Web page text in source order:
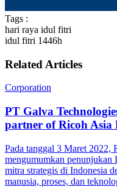
Tags :
hari raya idul fitri
idul fitri 1446h
Related Articles
Corporation
PT Galva
partner of Ricoh Asia
Pada tanggal 3 Maret 2022,
mengumumkan penunjukan
mitra strategis di Indonesia
manusia, proses, dan